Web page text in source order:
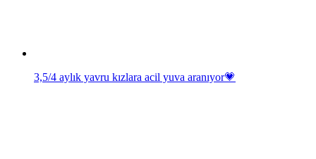
3,5/4 aylık yavru kızlara acil yuva aranıyor💗